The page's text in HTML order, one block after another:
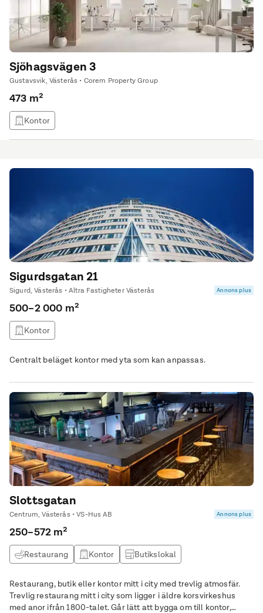
Sjöhagsvägen 3
Gustavsvik, Västerås • Corem Property Group
473 m²
Kontor
Sigurdsgatan 21
Sigurd, Västerås • Altra Fastigheter Västerås Annons plus
500–2 000 m²
Kontor
Centralt beläget kontor med yta som kan anpassas.
Slottsgatan
Centrum, Västerås • VS-Hus AB Annons plus
250–572 m²
Restaurang Kontor
Butikslokal
Restaurang, butik eller kontor mitt i city med trevlig atmosfär.
Trevlig restaurang mitt i city som ligger i äldre korsvirkeshus
med anor ifrån 1800-talet. Går lätt att bygga om till kontor,